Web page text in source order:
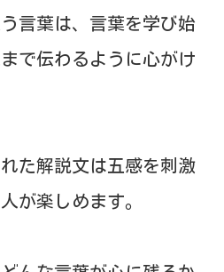
言葉は、言葉を学び始
で伝わるように心がけ
た解説文は五感を刺激
が楽しめます。